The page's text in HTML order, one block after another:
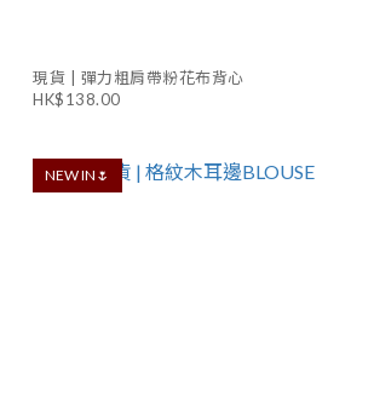
現貨 | 彈力粗肩帶粉花布背心
HK$138.00
NEW IN🌷